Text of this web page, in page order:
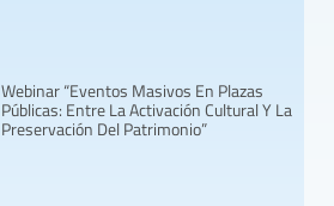
Webinar “Eventos Masivos En Plazas
Públicas: Entre La Activación Cultural Y La
Preservación Del Patrimonio”